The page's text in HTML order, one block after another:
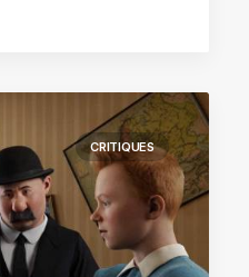
CRITIQUES